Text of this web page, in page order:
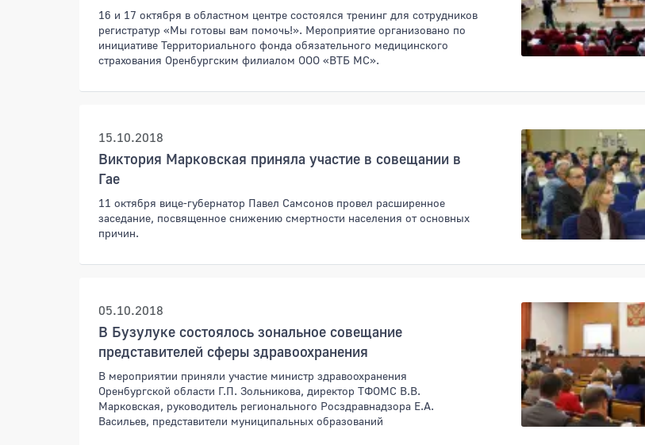
16 и 17 октября в областном центре состоялся тренинг для сотрудников
регистратур «Мы готовы вам помочь!». Мероприятие организовано по
инициативе Территориального фонда обязательного медицинского
страхования Оренбургским филиалом ООО «ВТБ МС».
15.10.2018
Виктория Марковская приняла участие в совещании в
Гае
11 октября вице-губернатор Павел Самсонов провел расширенное
заседание, посвященное снижению смертности населения от основных
причин.
05.10.2018
В Бузулуке состоялось зональное совещание
представителей сферы здравоохранения
В мероприятии приняли участие министр здравоохранения
Оренбургской области Г.П. Зольникова, директор ТФОМС В.В.
Марковская, руководитель регионального Росздравнадзора Е.А.
Васильев, представители муниципальных образований